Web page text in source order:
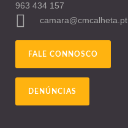
963 434 157
camara@cmcalheta.pt
FALE CONNOSCO
DENÚNCIAS